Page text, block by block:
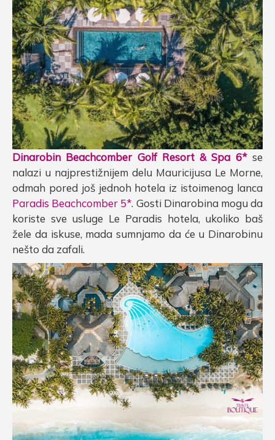
Dinarobin Beachcomber Golf Resort & Spa 6*se
nalazi u najprestižnijem delu Mauricijusa Le Morne,
odmah pored još jednoh hotela iz istoimenog lanca
Paradis Beachcomber 5*. Gosti Dinarobina mogu da
koriste sve usluge Le Paradis hotela, ukoliko baš
žele da iskuse, mada sumnjamo da će u Dinarobinu
nešto da zafali.